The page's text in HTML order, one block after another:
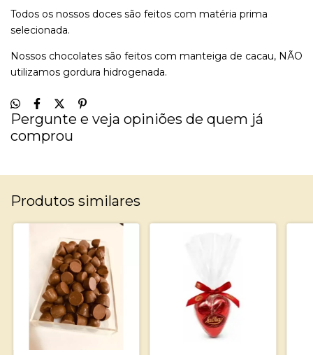
Todos os nossos doces são feitos com matéria prima
selecionada.
Nossos chocolates são feitos com manteiga de cacau, NÃO
utilizamos gordura hidrogenada.
Pergunte e veja opiniões de quem já
comprou
Produtos similares